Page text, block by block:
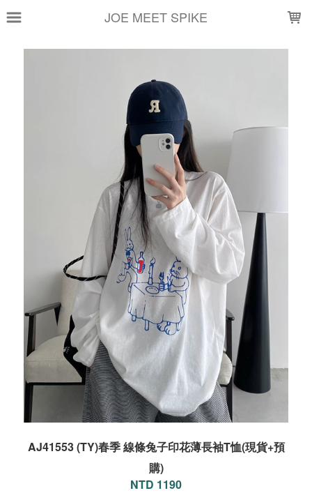
JOE MEET SPIKE
AJ41553 (TY)春季 線條兔子印花薄長袖T恤(現貨+預
購)
NTD 1190